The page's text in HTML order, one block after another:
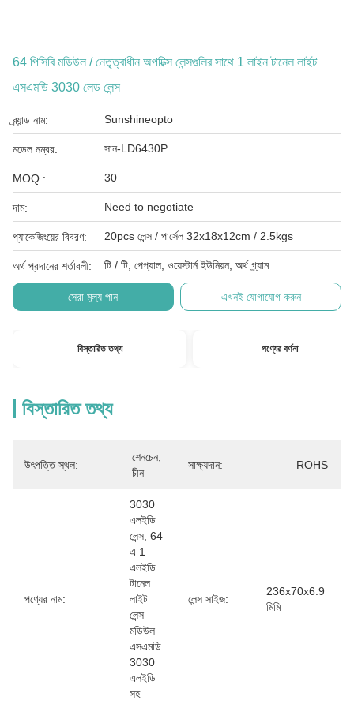
64 পিসিবি মডিউল / নেতৃত্বাধীন অপটিক্স লেন্সগুলির সাথে 1 লাইন টানেল লাইট
এসএমডি 3030 লেড লেন্স
ব্র্যান্ড নাম: Sunshineopto
মডেল নম্বর: সান-LD6430P
MOQ.: 30
দাম: Need to negotiate
প্যাকেজিংয়ের বিবরণ: 20pcs লেন্স / পার্সেল 32x18x12cm / 2.5kgs
অর্থ প্রদানের শর্তাবলী: টি / টি, পেপ্যাল, ওয়েস্টার্ন ইউনিয়ন, অর্থ গ্র্যাম
সেরা মূল্য পান এখনই যোগাযোগ করুন
বিস্তারিত তথ্য পণ্যের বর্ণনা
বিস্তারিত তথ্য
উৎপত্তি স্থল:
শেনচেন,
চীন
সাক্ষ্যদান: ROHS
পণ্যের নাম:
3030
এলইডি
লেন্স, 64
এ 1
এলইডি
টানেল
লাইট
লেন্স
মডিউল
এসএমডি
3030
এলইডি
সহ
লেন্স সাইজ:
236x70x6.9
মিমি